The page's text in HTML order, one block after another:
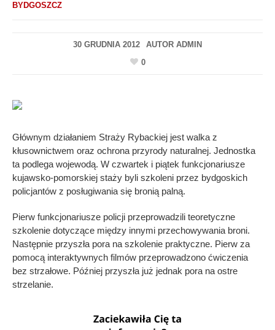
BYDGOSZCZ
30 GRUDNIA 2012 AUTOR ADMIN
0
Głównym działaniem Straży Rybackiej jest walka z
kłusownictwem oraz ochrona przyrody naturalnej. Jednostka
ta podlega wojewodą. W czwartek i piątek funkcjonariusze
kujawsko-pomorskiej staży byli szkoleni przez bydgoskich
policjantów z posługiwania się bronią palną.
Pierw funkcjonariusze policji przeprowadzili teoretyczne
szkolenie dotyczące między innymi przechowywania broni.
Następnie przyszła pora na szkolenie praktyczne. Pierw za
pomocą interaktywnych filmów przeprowadzono ćwiczenia
bez strzałowe. Później przyszła już jednak pora na ostre
strzelanie.